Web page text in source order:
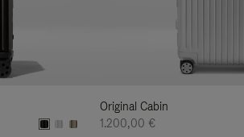
Original Cabin
1.200,00 €